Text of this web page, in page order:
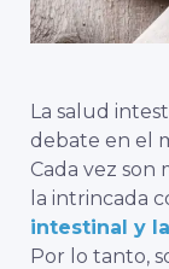
La salud
debate en el
Cada vez son
la intrincada
intestinal y
Por lo tanto,